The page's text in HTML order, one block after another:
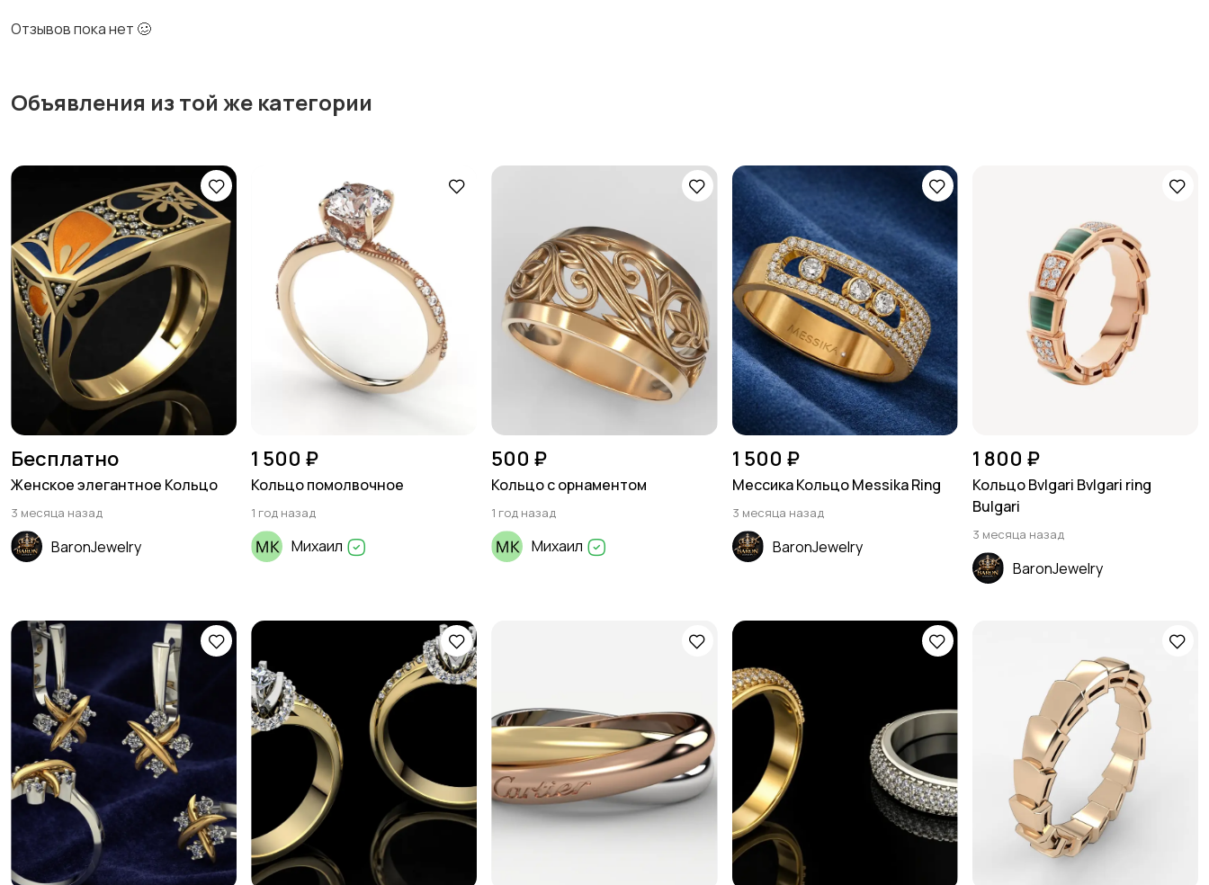
Отзывов пока нет 🥴
Объявления из той же категории
Бесплатно
Женское элегантное Кольцо
3 месяца назад
BaronJewelry
1 500 ₽
Кольцо помолвочное
1 год назад
Михаил
500 ₽
Кольцо с орнаментом
1 год назад
Михаил
1 500 ₽
Мессика Кольцо Messika Ring
3 месяца назад
BaronJewelry
1 800 ₽
Кольцо Bvlgari Bvlgari ring
Bulgari
3 месяца назад
BaronJewelry